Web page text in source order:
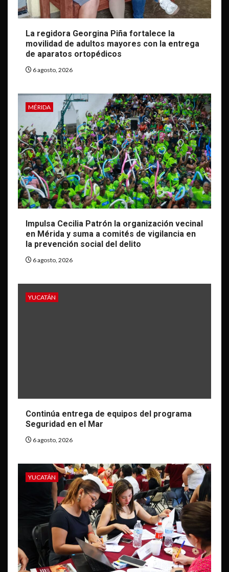
La regidora Georgina Piña fortalece la
movilidad de adultos mayores con la entrega
de aparatos ortopédicos
6 agosto, 2026
MÉRIDA
Impulsa Cecilia Patrón la organización vecinal
en Mérida y suma a comités de vigilancia en
la prevención social del delito
6 agosto, 2026
YUCATÁN
Continúa entrega de equipos del programa
Seguridad en el Mar
6 agosto, 2026
YUCATÁN